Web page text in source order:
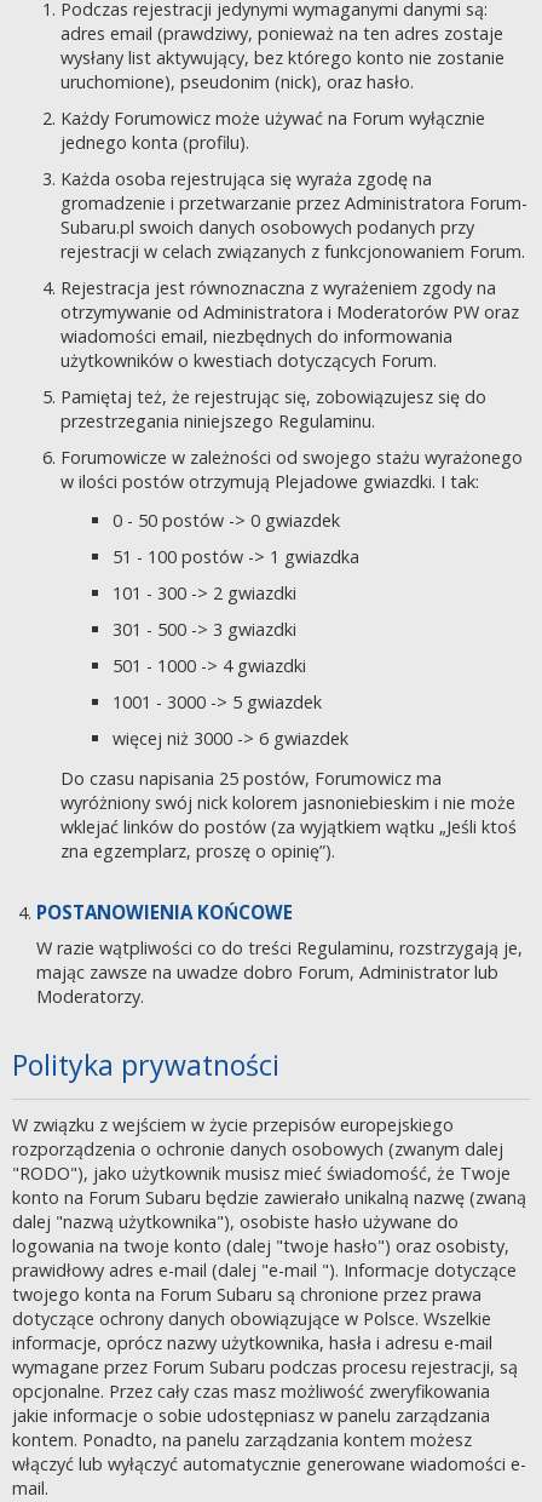
Podczas rejestracji jedynymi wymaganymi danymi są:
adres email (prawdziwy, ponieważ na ten adres zostaje
wysłany list aktywujący, bez którego konto nie zostanie
uruchomione), pseudonim (nick), oraz hasło.
Każdy Forumowicz może używać na Forum wyłącznie
jednego konta (profilu).
Każda osoba rejestrująca się wyraża zgodę na
gromadzenie i przetwarzanie przez Administratora Forum-
Subaru.pl swoich danych osobowych podanych przy
rejestracji w celach związanych z funkcjonowaniem Forum.
Rejestracja jest równoznaczna z wyrażeniem zgody na
otrzymywanie od Administratora i Moderatorów PW oraz
wiadomości email, niezbędnych do informowania
użytkowników o kwestiach dotyczących Forum.
Pamiętaj też, że rejestrując się, zobowiązujesz się do
przestrzegania niniejszego Regulaminu.
Forumowicze w zależności od swojego stażu wyrażonego
w ilości postów otrzymują Plejadowe gwiazdki. I tak:
0 - 50 postów -> 0 gwiazdek
51 - 100 postów -> 1 gwiazdka
101 - 300 -> 2 gwiazdki
301 - 500 -> 3 gwiazdki
501 - 1000 -> 4 gwiazdki
1001 - 3000 -> 5 gwiazdek
więcej niż 3000 -> 6 gwiazdek
Do czasu napisania 25 postów, Forumowicz ma
wyróżniony swój nick kolorem jasnoniebieskim i nie może
wklejać linków do postów (za wyjątkiem wątku „Jeśli ktoś
zna egzemplarz, proszę o opinię”).
POSTANOWIENIA KOŃCOWE
W razie wątpliwości co do treści Regulaminu, rozstrzygają je,
mając zawsze na uwadze dobro Forum, Administrator lub
Moderatorzy.
Polityka prywatności
W związku z wejściem w życie przepisów europejskiego
rozporządzenia o ochronie danych osobowych (zwanym dalej
"RODO"), jako użytkownik musisz mieć świadomość, że Twoje
konto na Forum Subaru będzie zawierało unikalną nazwę (zwaną
dalej "nazwą użytkownika"), osobiste hasło używane do
logowania na twoje konto (dalej "twoje hasło") oraz osobisty,
prawidłowy adres e-mail (dalej "e-mail "). Informacje dotyczące
twojego konta na Forum Subaru są chronione przez prawa
dotyczące ochrony danych obowiązujące w Polsce. Wszelkie
informacje, oprócz nazwy użytkownika, hasła i adresu e-mail
wymagane przez Forum Subaru podczas procesu rejestracji, są
opcjonalne. Przez cały czas masz możliwość zweryfikowania
jakie informacje o sobie udostępniasz w panelu zarządzania
kontem. Ponadto, na panelu zarządzania kontem możesz
włączyć lub wyłączyć automatycznie generowane wiadomości e-
mail.